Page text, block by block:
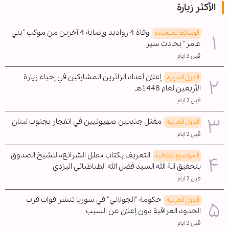
الأكثر زيارة
الوسائط المتعدده
وفاة 4 رواديد وإصابة 4 آخرين من موكب "بني
عامر" بحادث سير
قبل 3 ايام
الدول العربیه إعلان أعداد الزائرين المشاركين في إحياء زيارة
الأربعين لعام 1448هـ
قبل 2 ايام
الدول العربیه مقتل جنديين صهيونيين في انفجار بجنوب لبنان
قبل 2 ايام
المواضیع الثقافية التعريف بكتاب «علل الشرائع» للشيخ الصدوق
بتحقيق آية الله السيد فضل الله الطباطبائي اليزدي
قبل 2 ايام
الدول العربیه حكومة "الجولاني" في سوريا تنشر قوات قرب
الحدود العراقية دون إعلان عن السبب
قبل 2 ايام